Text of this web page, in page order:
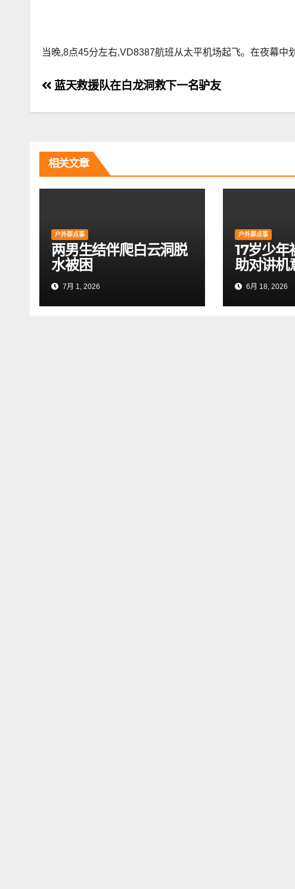
当晚,8点45分左右,VD8387航班从太平机场起飞。在夜幕中
文
章
航
蓝天救援队在白龙洞救下一名驴友
相关文章
户外那点事
两男生结伴爬白云洞脱
水被困
7月 1, 2026
户外那点事
17岁少年
助对讲机
6月 18, 2026